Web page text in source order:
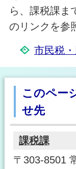
ら、課税課ま
のリンクを参
市民税
このペー
せ先
課税課
〒303-8501